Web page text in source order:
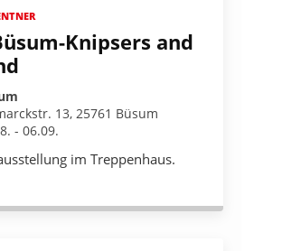
Knipsers and
13, 25761 Büsum
- 06.09.
im Treppenhaus.